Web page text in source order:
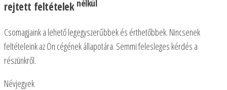
rejtett feltételek nélkül
Csomagjaink a lehető legegyszerűbbek és érthetőbbek. Nincsenek
feltételeink az Ön cégének állapotára. Semmi felesleges kérdés a
részünkről.
Névjegyek